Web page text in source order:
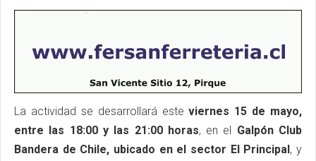
La actividad se desarrollará esteviernes 15 de mayo,
entre las 18:00 y las 21:00 horas, en el Galpón Club
Bandera de Chile, ubicado en el sector El Principal , y